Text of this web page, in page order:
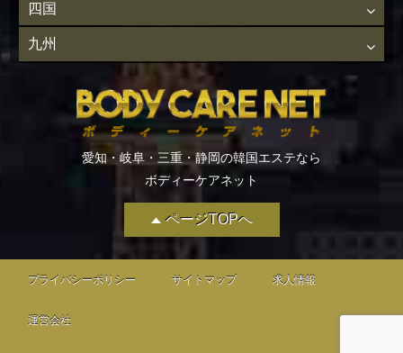
ページTOPへ
四国
九州
愛知・岐阜・三重・静岡の韓国エステなら
ボディーケアネット
プライバシーポリシー サイトマップ 求人情報
運営会社